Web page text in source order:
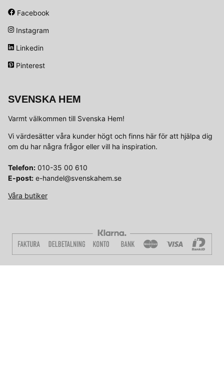
Facebook
Instagram
Linkedin
Pinterest
SVENSKA HEM
Varmt välkommen till Svenska Hem!
Vi värdesätter våra kunder högt och finns här för att hjälpa dig
om du har några frågor eller vill ha inspiration.
Telefon: 010-35 00 610
E-post: e-handel@svenskahem.se
Våra butiker